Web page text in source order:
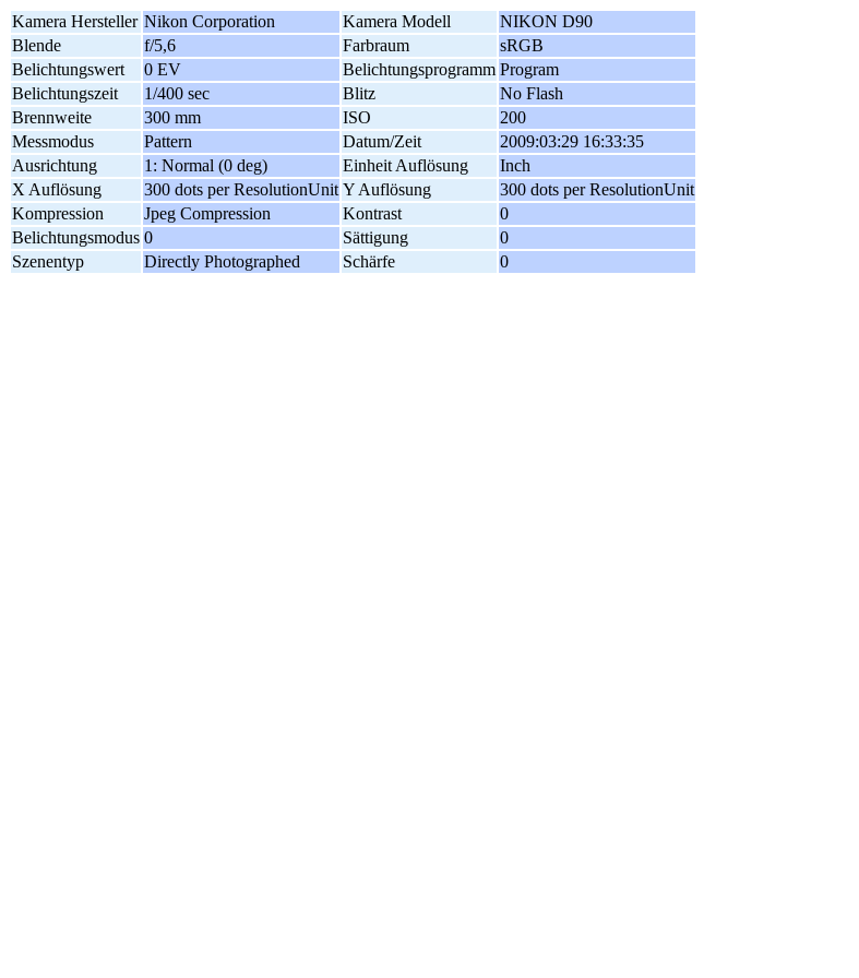
Kamera Hersteller Nikon Corporation Kamera Modell
NIKON D90
Blende
f/5,6 Farbraum
sRGB
Belichtungswert
0 EV Belichtungsprogramm Program
Belichtungszeit
1/400 sec Blitz
No Flash
Brennweite
300 mm ISO
200
Messmodus
Pattern Datum/Zeit
2009:03:29 16:33:35
Ausrichtung
1: Normal (0 deg) Einheit Auflösung
Inch
X Auflösung
300 dots per ResolutionUnit Y Auflösung
300 dots per ResolutionUnit
Kompression
Jpeg Compression Kontrast
0
Belichtungsmodus 0 Sättigung
0
Szenentyp
Directly Photographed Schärfe 0